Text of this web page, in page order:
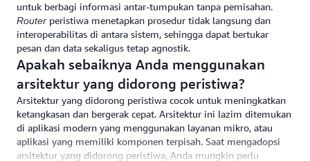
untuk berbagi informasi antar-tumpukan tanpa pemisahan.
Router peristiwa menetapkan prosedur tidak langsung dan
interoperabilitas di antara sistem, sehingga dapat bertukar
pesan dan data sekaligus tetap agnostik.
Apakah sebaiknya Anda menggunakan
arsitektur yang didorong peristiwa?
Arsitektur yang didorong peristiwa cocok untuk meningkatkan
ketangkasan dan bergerak cepat. Arsitektur ini lazim ditemukan
di aplikasi modern yang menggunakan layanan mikro, atau
aplikasi yang memiliki komponen terpisah. Saat mengadopsi
arsitektur yang didorong peristiwa, Anda mungkin perlu